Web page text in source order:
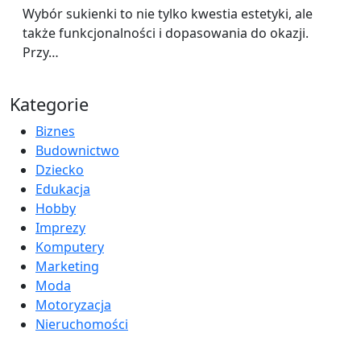
Wybór sukienki to nie tylko kwestia estetyki, ale
także funkcjonalności i dopasowania do okazji.
Przy…
Kategorie
Biznes
Budownictwo
Dziecko
Edukacja
Hobby
Imprezy
Komputery
Marketing
Moda
Motoryzacja
Nieruchomości